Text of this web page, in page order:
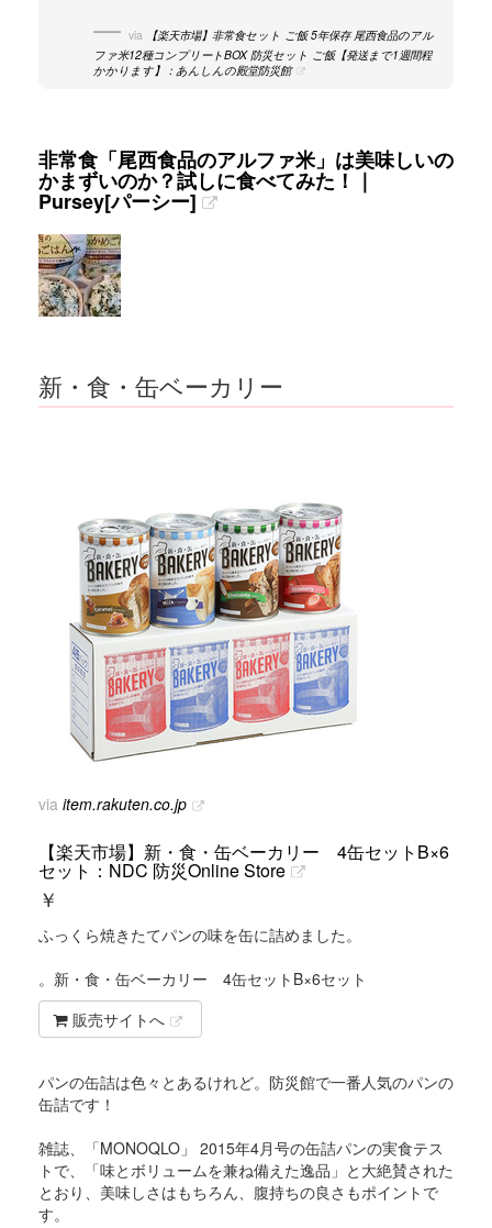
via
【楽天市場】非常食セット ご飯 5年保存 尾西食品のアル
ファ米12種コンプリートBOX 防災セット ご飯【発送まで1週間程
かかります】：あんしんの殿堂防災館
非常食「尾西食品のアルファ米」は美味しいの
かまずいのか？試しに食べてみた！｜
Pursey[パーシー]
新・食・缶ベーカリー
via item.rakuten.co.jp
【楽天市場】新・食・缶ベーカリー 4缶セットB×6
セット：NDC 防災Online Store
￥
ふっくら焼きたてパンの味を缶に詰めました。
。新・食・缶ベーカリー 4缶セットB×6セット
販売サイトへ
パンの缶詰は色々とあるけれど。防災館で一番人気のパンの
缶詰です！
雑誌、「MONOQLO」 2015年4月号の缶詰パンの実食テス
トで、「味とボリュームを兼ね備えた逸品」と大絶賛された
とおり、美味しさはもちろん、腹持ちの良さもポイントで
す。